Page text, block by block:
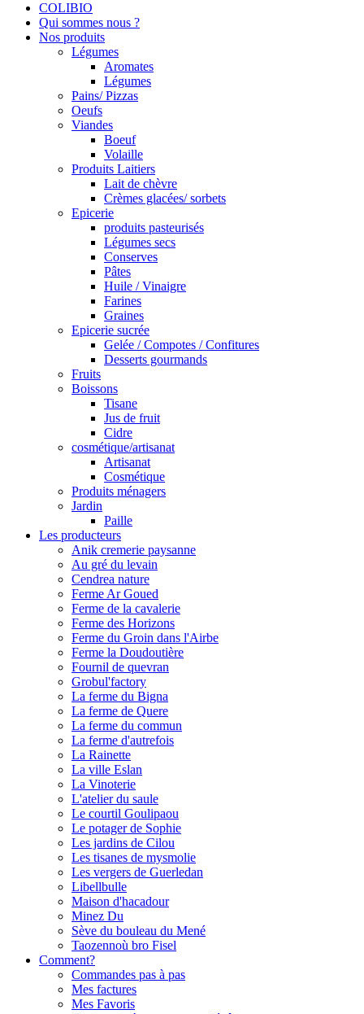
COLIBIO
Qui sommes nous ?
Nos produits
Légumes
Aromates
Légumes
Pains/ Pizzas
Oeufs
Viandes
Boeuf
Volaille
Produits Laitiers
Lait de chèvre
Crèmes glacées/ sorbets
Epicerie
produits pasteurisés
Légumes secs
Conserves
Pâtes
Huile / Vinaigre
Farines
Graines
Epicerie sucrée
Gelée / Compotes / Confitures
Desserts gourmands
Fruits
Boissons
Tisane
Jus de fruit
Cidre
cosmétique/artisanat
Artisanat
Cosmétique
Produits ménagers
Jardin
Paille
Les producteurs
Anik cremerie paysanne
Au gré du levain
Cendrea nature
Ferme Ar Goued
Ferme de la cavalerie
Ferme des Horizons
Ferme du Groin dans l'Airbe
Ferme la Doudoutière
Fournil de quevran
Grobul'factory
La ferme du Bigna
La ferme de Quere
La ferme du commun
La ferme d'autrefois
La Rainette
La ville Eslan
La Vinoterie
L'atelier du saule
Le courtil Goulipaou
Le potager de Sophie
Les jardins de Cilou
Les tisanes de mysmolie
Les vergers de Guerledan
Libellbulle
Maison d'hacadour
Minez Du
Sève du bouleau du Mené
Taozennoù bro Fisel
Comment?
Commandes pas à pas
Mes factures
Mes Favoris